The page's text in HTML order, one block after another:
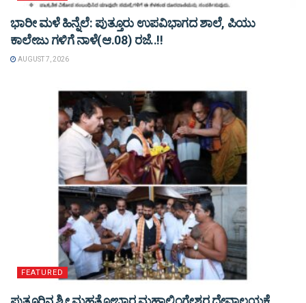
ಭಾರೀ ಮಳೆ ಹಿನ್ನೆಲೆ: ಪುತ್ತೂರು ಉಪವಿಭಾಗದ ಶಾಲೆ, ಪಿಯು
ಕಾಲೇಜು ಗಳಿಗೆ ನಾಳೆ(ಆ.08) ರಜೆ..!!
AUGUST 7, 2026
FEATURED